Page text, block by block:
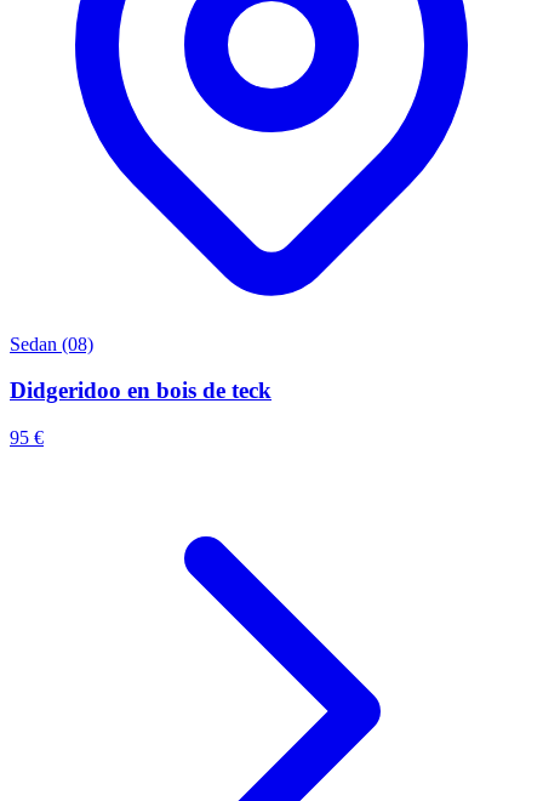
Sedan (08)
Didgeridoo en bois de teck
95 €